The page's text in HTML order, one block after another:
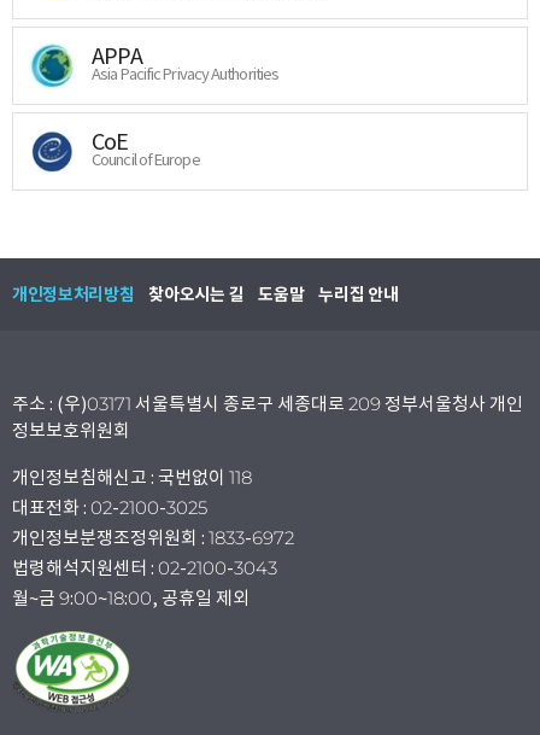
APPA
Asia Pacific Privacy Authorities
CoE
Council of Europe
개인정보처리방침 찾아오시는 길 도움말 누리집 안내
주소 : (우)03171 서울특별시 종로구 세종대로 209 정부서울청사 개인
정보보호위원회
개인정보침해신고 : 국번없이 118
대표전화 : 02-2100-3025
개인정보분쟁조정위원회 : 1833-6972
법령해석지원센터 : 02-2100-3043
월~금 9:00~18:00, 공휴일 제외